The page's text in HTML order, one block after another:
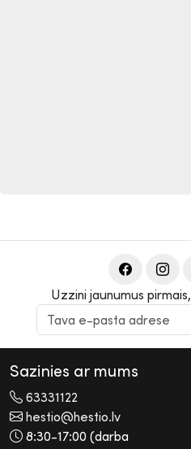
Uzzini jaunumus
Sazinies ar mums
63331122
hestio@hestio.lv
8:30-17:00 (darba